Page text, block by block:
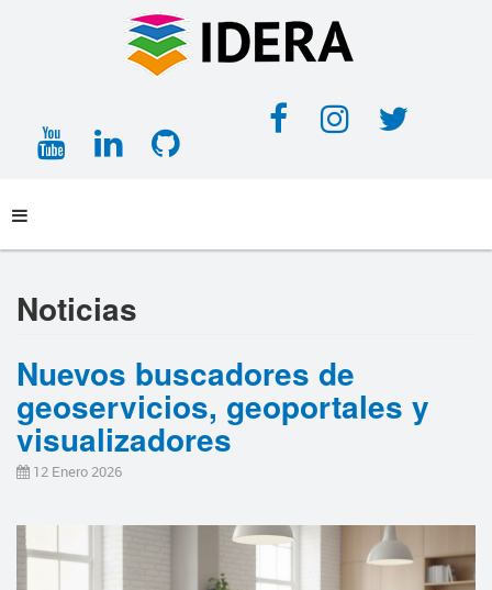
Facebook
YouTubeLinkedInGitHub
Noticias
Nuevos buscadores de
geoservicios, geoportales y
visualizadores
12 Enero 2026